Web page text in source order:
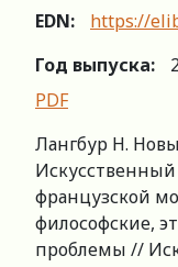
EDN:
https://
Год выпуска:
PDF
Лангбур Н.
французской
философские,
проблемы //